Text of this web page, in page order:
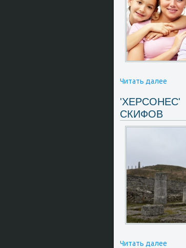
Читать далее
СКИФОВ
Читать далее